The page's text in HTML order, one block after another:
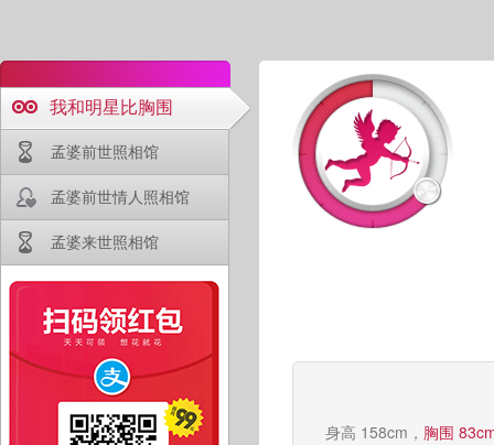
我和明星比胸围
孟婆前世照相馆
孟婆前世情人照相馆
孟婆来世照相馆
身高 158cm， 胸围